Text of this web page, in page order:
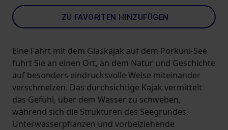
ZU FAVORITEN HINZUFÜGEN
Eine Fahrt mit dem Glaskajak auf dem Porkuni-See
führt Sie an einen Ort, an dem Natur und Geschichte
auf besonders eindrucksvolle Weise miteinander
verschmelzen. Das durchsichtige Kajak vermittelt
das Gefühl, über dem Wasser zu schweben,
während sich die Strukturen des Seegrundes,
Unterwasserpflanzen und vorbeiziehende